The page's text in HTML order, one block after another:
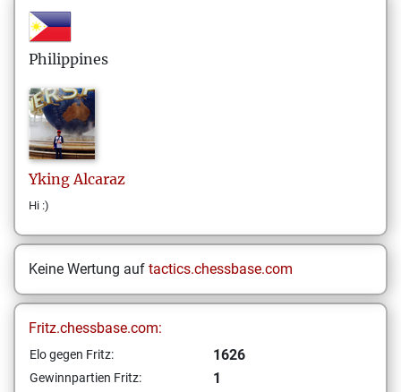
Philippines
Yking Alcaraz
Hi :)
Keine Wertung auf tactics.chessbase.com
Fritz.chessbase.com:
Elo gegen Fritz: 1626
Gewinnpartien Fritz: 1